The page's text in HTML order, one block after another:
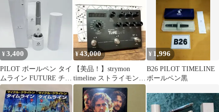
¥3,400
PILOT ボールペン タイ
ムライン FUTURE チタ
ングレー
¥43,000
【美品！】strymon
timeline ストライモン
エフェクター
¥ 1,996
B26 PILOT TIMELINE
ボールペン黒